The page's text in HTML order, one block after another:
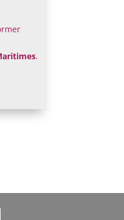
.